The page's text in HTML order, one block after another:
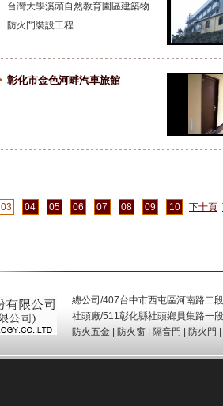
台灣大學溪頭自然教育園區建築物
防火門裝設工程
彰化市金色河畔汽車旅館
03 04 05 06 07 08 09 10 下十頁
總公司/407台中市西屯區河南
社頭廠/511彰化縣社頭鄉員集
防火五金
防火窗 隔音門 防火門